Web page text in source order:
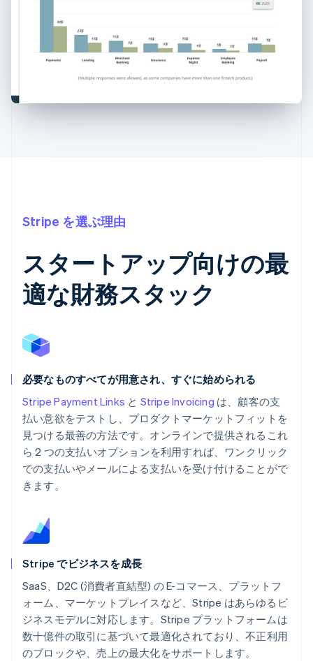
Stripe を選ぶ理由
スタートアップ向けの最
適な財務スタック
必要なものすべてが用意され、すぐに始められる
Stripe Payment Links と Stripe Invoicing は、顧客の支
払い意欲をテストし、プロダクトマーケットフィットを
見つける最善の方法です。オンラインで提供されるこれ
ら 2 つの支払いオプションを利用すれば、ワンクリック
での支払いやメールによる支払いを受け付けることがで
きます。
Stripe でビジネスを成長
SaaS、D2C (消費者直結型) の E-コマース、プラットフ
ォーム、マーケットプレイスなど、Stripe はあらゆるビ
ジネスモデルに対応します。Stripe プラットフォームは
数十億件の取引に基づいて最適化されており、不正利用
のブロックや、売上の最大化をサポートします。